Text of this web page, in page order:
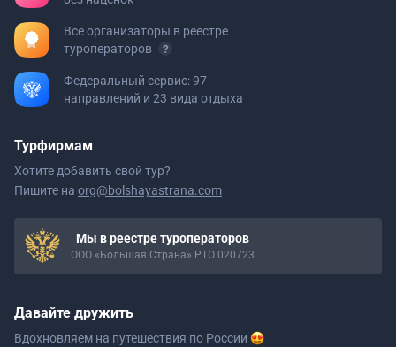
Все организаторы в реестре
туроператоров
Федеральный сервис: 97
направлений и 23 вида отдыха
Турфирмам
Хотите добавить свой тур?
Пишите на org@bolshayastrana.com
Мы в реестре туроператоров
ООО «Большая Страна» РТО 020723
Давайте дружить
Вдохновляем на путешествия по России